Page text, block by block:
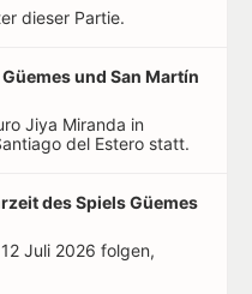
dieser Partie.
und San Martín
Jiya Miranda in
del Estero statt.
des Spiels Güemes
Juli 2026 folgen,